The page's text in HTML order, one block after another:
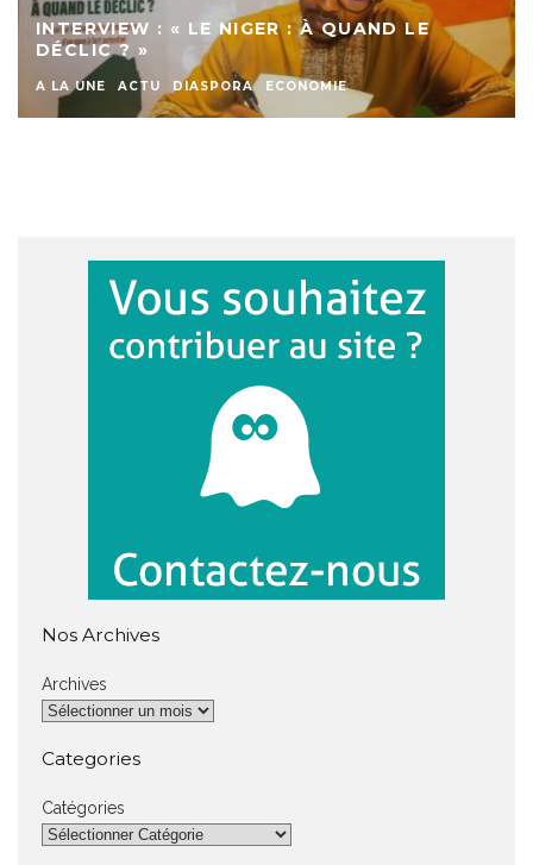
INTERVIEW : « LE NIGER : À QUAND LE
DÉCLIC ? »
A LA UNE ACTU DIASPORA ECONOMIE
Nos Archives
Archives
Categories
Catégories